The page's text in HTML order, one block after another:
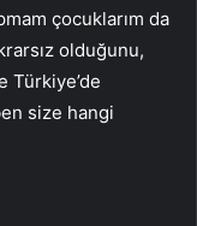
çocuklarım da
olduğunu,
Türkiye’de
size hangi